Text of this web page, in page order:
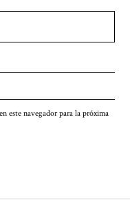
este navegador para la próxima